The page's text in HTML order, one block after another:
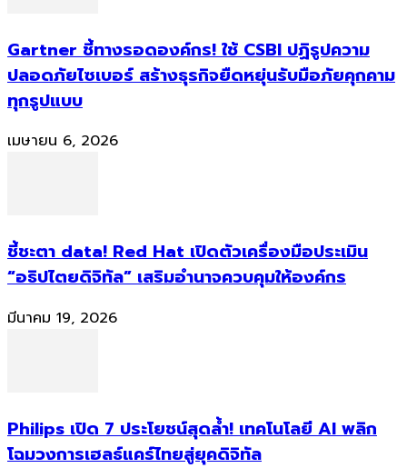
Gartner ชี้ทางรอดองค์กร! ใช้ CSBI ปฏิรูปความ
ปลอดภัยไซเบอร์ สร้างธุรกิจยืดหยุ่นรับมือภัยคุกคาม
ทุกรูปแบบ
เมษายน 6, 2026
ชี้ชะตา data! Red Hat เปิดตัวเครื่องมือประเมิน
“อธิปไตยดิจิทัล” เสริมอำนาจควบคุมให้องค์กร
มีนาคม 19, 2026
Philips เปิด 7 ประโยชน์สุดล้ำ! เทคโนโลยี AI พลิก
โฉมวงการเฮลธ์แคร์ไทยสู่ยุคดิจิทัล